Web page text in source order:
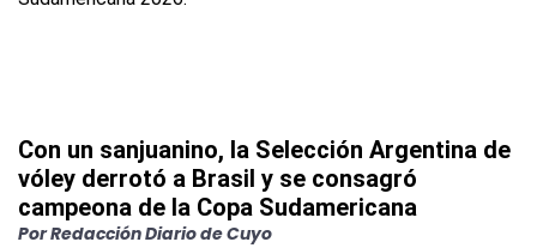
Con un sanjuanino, la Selección Argentina de
vóley derrotó a Brasil y se consagró
campeona de la Copa Sudamericana
PorRedacción Diario de Cuyo